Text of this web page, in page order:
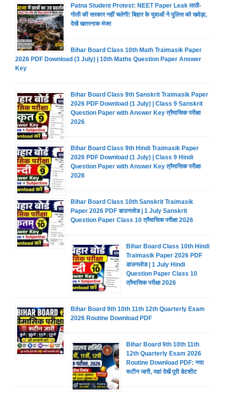
Patna Student Protest: NEET Paper Leak लाठी-
गोली की सरकार नहीं चलेगी! बिहार के युवाओं ने पुलिस को खदेड़ा,
देखें खतरनाक मंजर
Bihar Board Class 10th Math Traimasik Paper
2026 PDF Download (3 July) | 10th Maths Question Paper Answer
Key
Bihar Board Class 9th Sanskrit Traimasik Paper
2026 PDF Download (1 July) | Class 9 Sanskrit
Question Paper with Answer Key त्रैमासिक परीक्षा
2026
Bihar Board Class 9th Hindi Traimasik Paper
2026 PDF Download (1 July) | Class 9 Hindi
Question Paper with Answer Key त्रैमासिक परीक्षा
2026
Bihar Board Class 10th Sanskrit Traimasik
Paper 2026 PDF डाउनलोड | 1 July Sanskrit
Question Paper Class 10 त्रैमासिक परीक्षा 2026
Bihar Board Class 10th Hindi
Traimasik Paper 2026 PDF
डाउनलोड | 1 July Hindi
Question Paper Class 10
त्रैमासिक परीक्षा 2026
Bihar Board 9th 10th 11th 12th Quarterly Exam
2026 Routine Download PDF
Bihar Board 9th 10th 11th
12th Quarterly Exam 2026
Routine Download PDF: नया
रूटीन जारी, यहां देखें पूरी डेटशीट